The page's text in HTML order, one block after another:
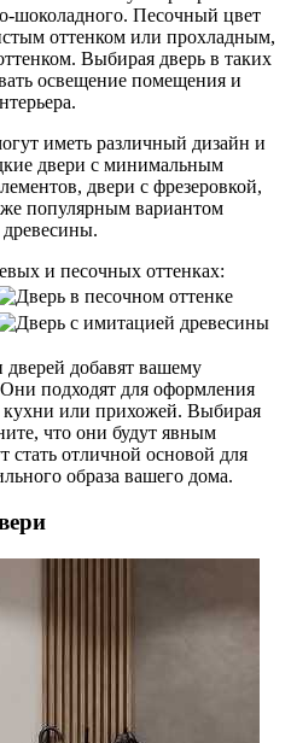
шоколадного. Песочный цвет
оттенком или прохладным,
Выбирая дверь в таких
освещение помещения и
иметь различный дизайн и
двери с минимальным
двери с фрезеровкой,
популярным вариантом
и песочных оттенках:
добавят вашему
подходят для оформления
кухни или прихожей. Выбирая
что они будут явным
стать отличной основой для
образа вашего дома.